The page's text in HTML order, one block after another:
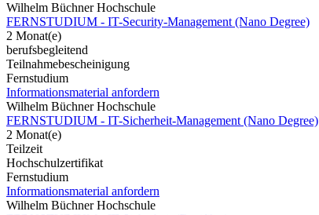
Wilhelm Büchner Hochschule
FERNSTUDIUM - IT-Security-Management (Nano Degree)
2 Monat(e)
berufsbegleitend
Teilnahmebescheinigung
Fernstudium
Informationsmaterial anfordern
Wilhelm Büchner Hochschule
FERNSTUDIUM - IT-Sicherheit-Management (Nano Degree)
2 Monat(e)
Teilzeit
Hochschulzertifikat
Fernstudium
Informationsmaterial anfordern
Wilhelm Büchner Hochschule